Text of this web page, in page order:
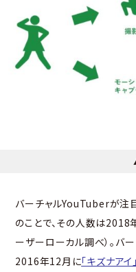
バーチャルYouTuberが注
のことで、その人数は2018
ーザーローカル調べ）。バ
2016年12月に「キズナア